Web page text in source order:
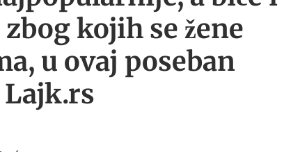
kojih se žene
u ovaj poseban